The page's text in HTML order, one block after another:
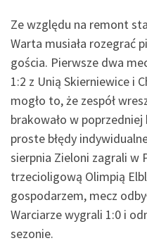
Ze względu na remont
Warta musiała rozegrać
gościa. Pierwsze dwa
1:2 z Unią Skierniewice i
mogło to, że zespół
brakowało w
proste błędy
sierpnia Zieloni zagrali w
trzecioligową Olimpią
gospodarzem, mecz
Warciarze wygrali 1:0 i
sezonie.